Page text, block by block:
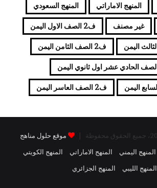
المنهج الاماراتي المنهج السعودي
غير مصنف ف2 الصف الاول اليمن
ف2 الصف الثامن اليمن
ف2 الصف العاسر اليمن
موقع حلول مناهج
المنهج اليمني المنهج الاماراتي
المنهج الكويتي
المنهج الليبي
المنهج الجزائري